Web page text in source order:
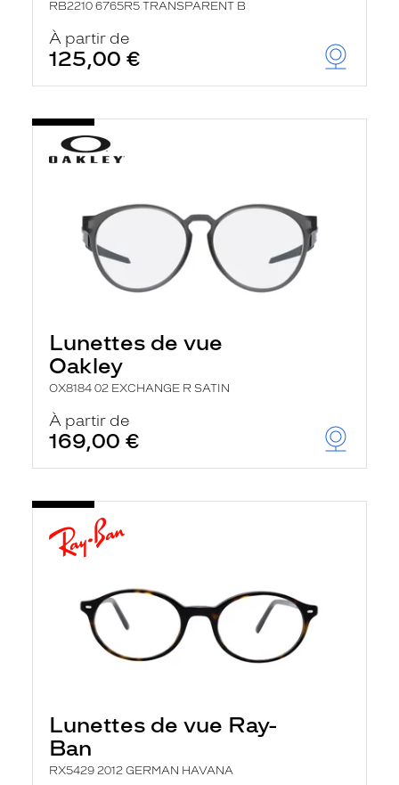
RB2210 6765R5 TRANSPARENT B
À partir de
125,00 €
Lunettes de vue
Oakley
OX8184 02 EXCHANGE R SATIN
À partir de
169,00 €
Lunettes de vue Ray-
Ban
RX5429 2012 GERMAN HAVANA